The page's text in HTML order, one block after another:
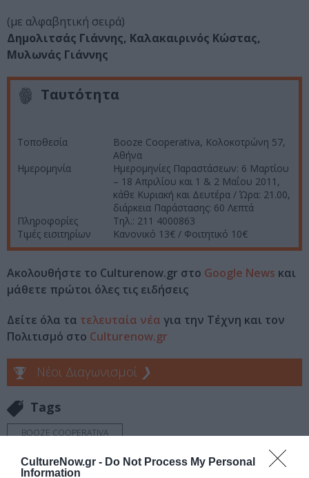
CultureNow.gr - Do Not Process My Personal
Information
(με αλφαβητική σειρά)
Δημολιτσάς Γιάννης, Καλακαιρινός Κώστας,
Μυλωνάς Γιάννης
Ταυτότητα
Τοποθεσία
Booze Cooperativa, Κολοκοτρώνη 57,
Αθήνα
Ημερομηνία
Ημερομηνίες Παραστάσεων: 6 Μαρτίου
– 18 Απριλίου και 1 & 2 Μαΐου 2011,
κάθε Κυριακή και Δευτέρα / Ώρα: 21.00,
διάρκεια Παράστασης: 60 Λεπτά
Πληροφορίες
Τηλ.: 211 4000863
Τιμές εισιτηρίων
Κανονικό 13€ / Φοιτητικό 10€
Ακολουθήστε το Culturenow.gr στο Google News και
μάθετε πρώτοι όλες τις ειδήσεις
Δείτε όλα τα τελευταία νέα για την Τέχνη και τον
Πολιτισμό στο Culturenow.gr
Νέοι Διαγωνισμοί ❯
Tags
BOOZE COOPERATIVA
Newsletter